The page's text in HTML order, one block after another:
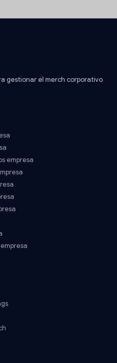
gestionar el merch corporativo
empresa